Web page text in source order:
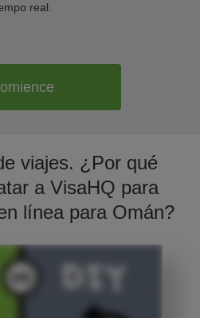
real.
viajes. ¿Por qué
a VisaHQ para
línea para Omán?